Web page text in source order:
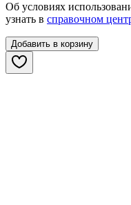
Об условиях
узнать в справочном
Добавить в корзину